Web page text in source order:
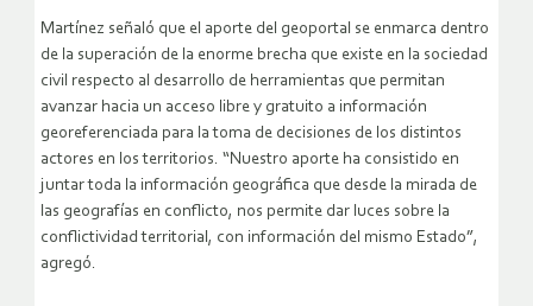
Martínez señaló que el aporte del geoportal se enmarca dentro
de la superación de la enorme brecha que existe en la sociedad
civil respecto al desarrollo de herramientas que permitan
avanzar hacia un acceso libre y gratuito a información
georeferenciada para la toma de decisiones de los distintos
actores en los territorios. “Nuestro aporte ha consistido en
juntar toda la información geográfica que desde la mirada de
las geografías en conflicto, nos permite dar luces sobre la
conflictividad territorial, con información del mismo Estado”,
agregó.